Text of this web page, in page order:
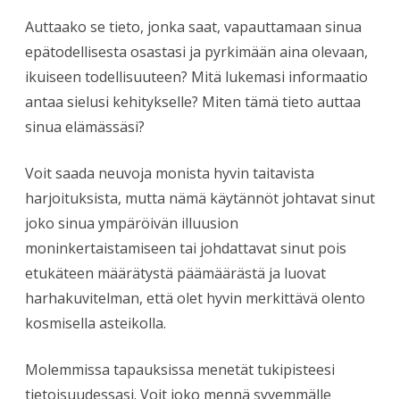
Auttaako se tieto, jonka saat, vapauttamaan sinua
epätodellisesta osastasi ja pyrkimään aina olevaan,
ikuiseen todellisuuteen? Mitä lukemasi informaatio
antaa sielusi kehitykselle? Miten tämä tieto auttaa
sinua elämässäsi?
Voit saada neuvoja monista hyvin taitavista
harjoituksista, mutta nämä käytännöt johtavat sinut
joko sinua ympäröivän illuusion
moninkertaistamiseen tai johdattavat sinut pois
etukäteen määrätystä päämäärästä ja luovat
harhakuvitelman, että olet hyvin merkittävä olento
kosmisella asteikolla.
Molemmissa tapauksissa menetät tukipisteesi
tietoisuudessasi. Voit joko mennä syvemmälle